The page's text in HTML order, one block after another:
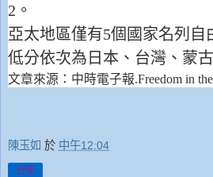
2 。
亞太地區僅有5個國家名列自
低分依次為日本、台灣、蒙
文章來源：中時電子報.Freedom in
陳玉如 於 中午12:04
分享